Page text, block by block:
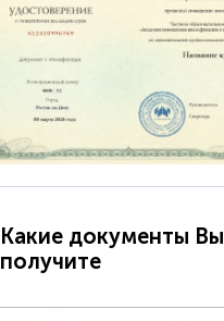
Какие документы Вы
получите